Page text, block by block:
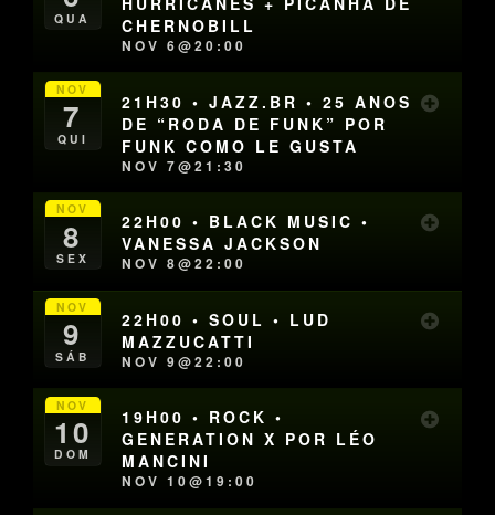
QUA
CHERNOBILL
NOV 6@20:00
NOV
7
QUI
21H30 • JAZZ.BR • 25 ANOS
DE “RODA DE FUNK” POR
FUNK COMO LE GUSTA
NOV 7@21:30
NOV
8
SEX
22H00 • BLACK MUSIC •
VANESSA JACKSON
NOV 8@22:00
NOV
9
SÁB
22H00 • SOUL • LUD
MAZZUCATTI
NOV 9@22:00
NOV
10
DOM
19H00 • ROCK •
GENERATION X POR LÉO
MANCINI
NOV 10@19:00